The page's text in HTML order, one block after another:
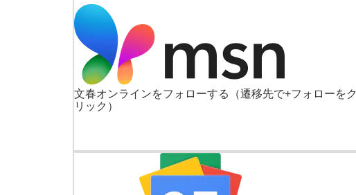
文春オンラインをフォローする
（遷移先で+フォローをク
リック）